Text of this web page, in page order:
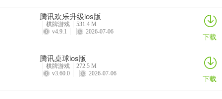
腾讯欢乐升级ios版
棋牌游戏
531.4 M
v4.9.1
2026-07-06 下载
腾讯桌球ios版
棋牌游戏
272.5 M
v3.60.0
2026-07-06 下载